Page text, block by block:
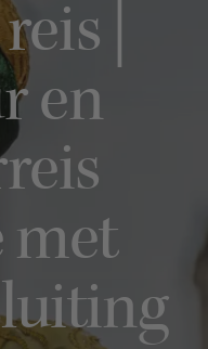
|
en
met